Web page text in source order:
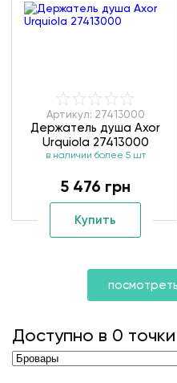
Артикул: 27413000
Держатель душа Axor
Urquiola 27413000
в наличии более 5 шт
5 476 грн
Купить
Доступно в 0